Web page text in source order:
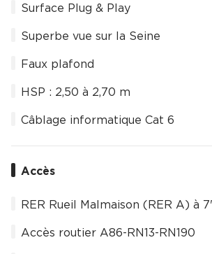
Surface Plug & Play
Superbe vue sur la Seine
Faux plafond
HSP : 2,50 à 2,70 m
Câblage informatique Cat 6
Accès
RER Rueil Malmaison (RER A) à
Accès routier A86-RN13-RN190